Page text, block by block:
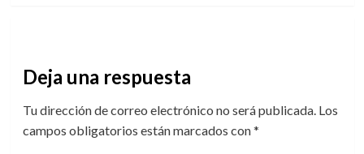
Deja una respuesta
Tu dirección de correo electrónico no será publicada. Los
campos obligatorios están marcados con*